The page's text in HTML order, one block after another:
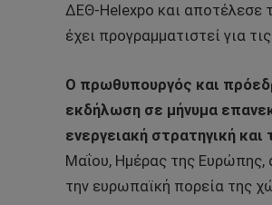
ΔΕΘ-Helexpo και αποτέλεσε
έχει προγραμματιστεί για
Ο πρωθυπουργός και
εκδήλωση σε μήνυμα
ενεργειακή στρατηγική
Μαΐου, Ημέρας της Ευρώπης,
την ευρωπαϊκή πορεία της